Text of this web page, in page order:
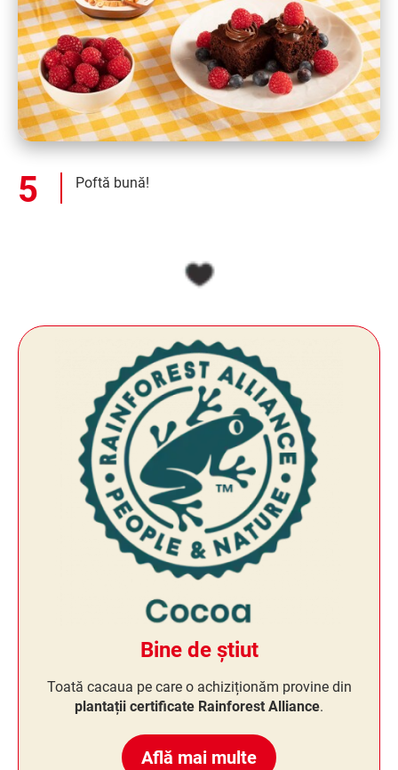
Poftă bună!
Bine de știut
Toată cacaua pe care o achiziționăm provine din
plantații certificate Rainforest Alliance.
Află mai multe